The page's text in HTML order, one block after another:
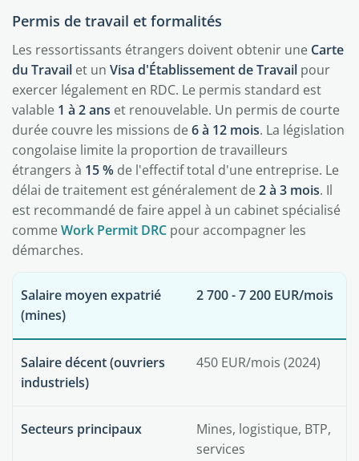
Permis de travail et formalités
Les ressortissants étrangers doivent obtenir une Carte
du Travail et un Visa d'Établissement de Travail pour
exercer légalement en RDC. Le permis standard est
valable 1 à 2 ans et renouvelable. Un permis de courte
durée couvre les missions de6 à 12 mois. La législation
congolaise limite la proportion de travailleurs
étrangers à 15 % de l'effectif total d'une entreprise. Le
délai de traitement est généralement de2 à 3 mois. Il
est recommandé de faire appel à un cabinet spécialisé
commeWork Permit DRC pour accompagner les
démarches.
Salaire moyen expatrié
(mines)
2 700 - 7 200 EUR/mois
Salaire décent (ouvriers
industriels)
450 EUR/mois (2024)
Secteurs principaux
Mines, logistique, BTP,
services